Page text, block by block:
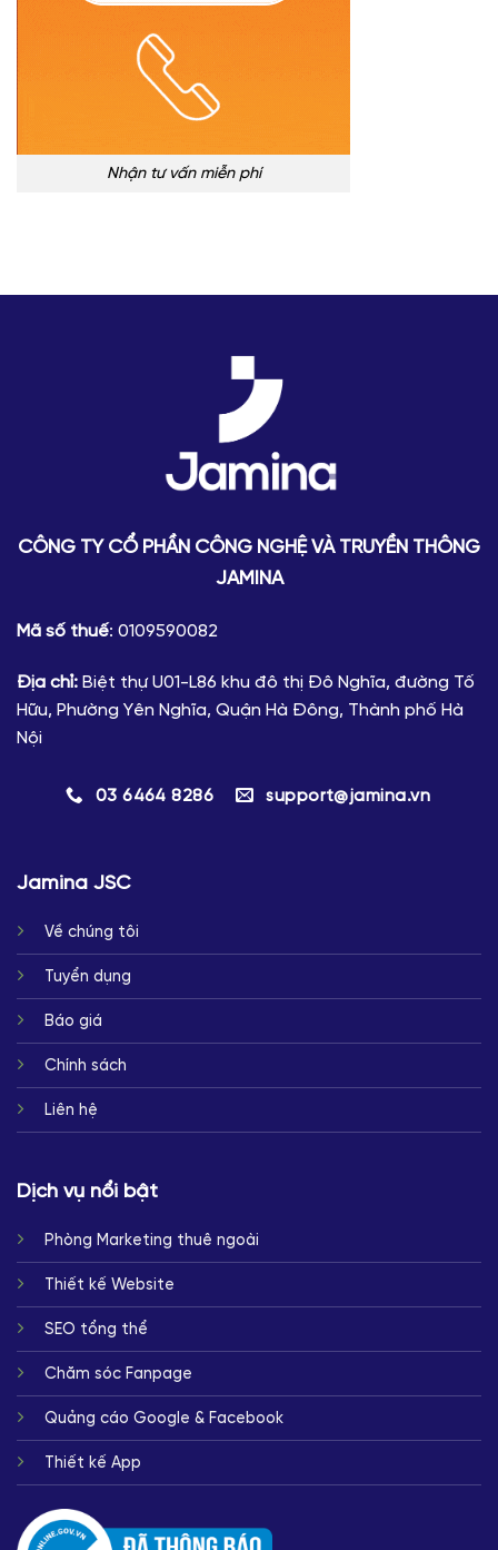
Nhận tư vấn miễn phí
CÔNG TY CỔ PHẦN CÔNG NGHỆ VÀ TRUYỀN THÔNG
JAMINA
Mã số thuế: 0109590082
Địa chỉ: Biệt thự U01-L86 khu đô thị Đô Nghĩa, đường Tố
Hữu, Phường Yên Nghĩa, Quận Hà Đông, Thành phố Hà
Nội
03 6464 8286 support@jamina.vn
Jamina JSC
Về chúng tôi
Tuyển dụng
Báo giá
Chính sách
Liên hệ
Dịch vụ nổi bật
Phòng Marketing thuê ngoài
Thiết kế Website
SEO tổng thể
Chăm sóc Fanpage
Quảng cáo Google & Facebook
Thiết kế App